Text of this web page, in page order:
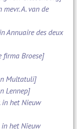
A. van de
Annuaire des deux
Broese]
Multatuli]
Lennep]
in het Nieuw
in het Nieuw